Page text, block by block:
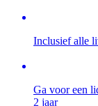
Inclusief alle
Ga voor een
2 jaar